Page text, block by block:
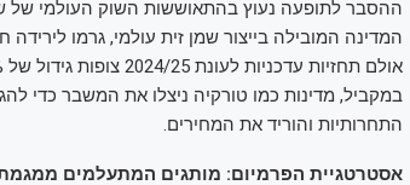
במקביל, מדינות כמו טורקיה ניצלו את המשבר כדי
התחרותיות והוריד את המחירים.
אסטרטגיית הפרמיום: מותגים המתעלמים